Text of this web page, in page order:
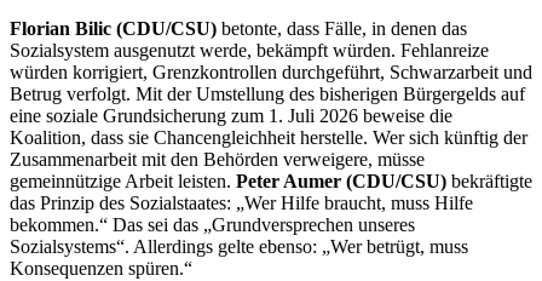
Florian Bilic (CDU/CSU) betonte, dass Fälle, in denen das
Sozialsystem ausgenutzt werde, bekämpft würden. Fehlanreize
würden korrigiert, Grenzkontrollen durchgeführt, Schwarzarbeit und
Betrug verfolgt. Mit der Umstellung des bisherigen Bürgergelds auf
eine soziale Grundsicherung zum 1. Juli 2026 beweise die
Koalition, dass sie Chancengleichheit herstelle. Wer sich künftig der
Zusammenarbeit mit den Behörden verweigere, müsse
gemeinnützige Arbeit leisten. Peter Aumer (CDU/CSU) bekräftigte
das Prinzip des Sozialstaates: „Wer Hilfe braucht, muss Hilfe
bekommen.“ Das sei das „Grundversprechen unseres
Sozialsystems“. Allerdings gelte ebenso: „Wer betrügt, muss
Konsequenzen spüren.“